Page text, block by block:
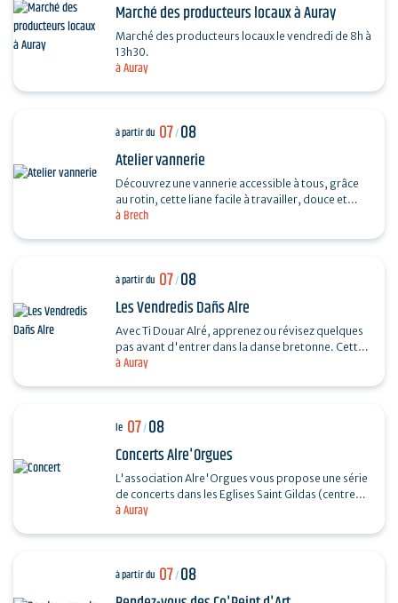
à Auray
Marché des producteurs locaux à Auray
Marché des producteurs locaux le vendredi de 8h à
13h30.
à Brech
à partir du 07/08
Atelier vannerie
Découvrez une vannerie accessible à tous, grâce
au rotin, cette liane facile à travailler, douce et
à Auray
à partir du 07/08
Les Vendredis Dañs Alre
Avec Ti Douar Alré, apprenez ou révisez quelques
pas avant d'entrer dans la danse bretonne. Cette
initiation est suivie d'un fest-noz animé par un…
à Auray
le 07/08
Concerts Alre'Orgues
L'association Alre'Orgues vous propose une série
de concerts dans les Eglises Saint Gildas (centre-
à partir du 07/08